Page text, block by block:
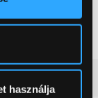
a
használja